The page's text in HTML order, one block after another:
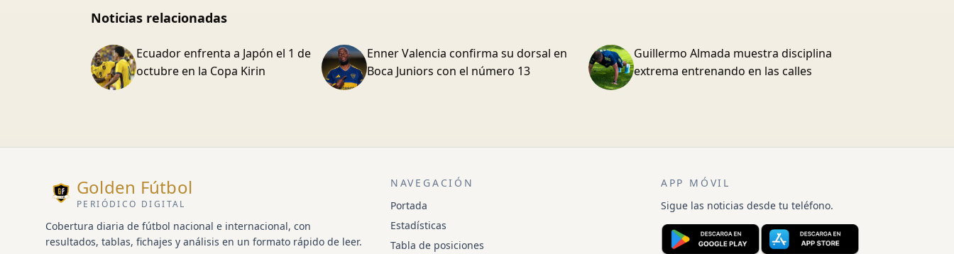
Noticias relacionadas
Ecuador enfrenta a Japón el 1 de
octubre en la Copa Kirin
Enner Valencia confirma su dorsal en
Boca Juniors con el número 13
Guillermo Almada muestra disciplina
extrema entrenando en las calles
Golden Fútbol
PERIÓDICO DIGITAL
Cobertura diaria de fútbol nacional e internacional, con
resultados, tablas, fichajes y análisis en un formato rápido de leer.
NAVEGACIÓN
Portada
Estadísticas
Tabla de posiciones
APP MÓVIL
Sigue las noticias desde tu teléfono.